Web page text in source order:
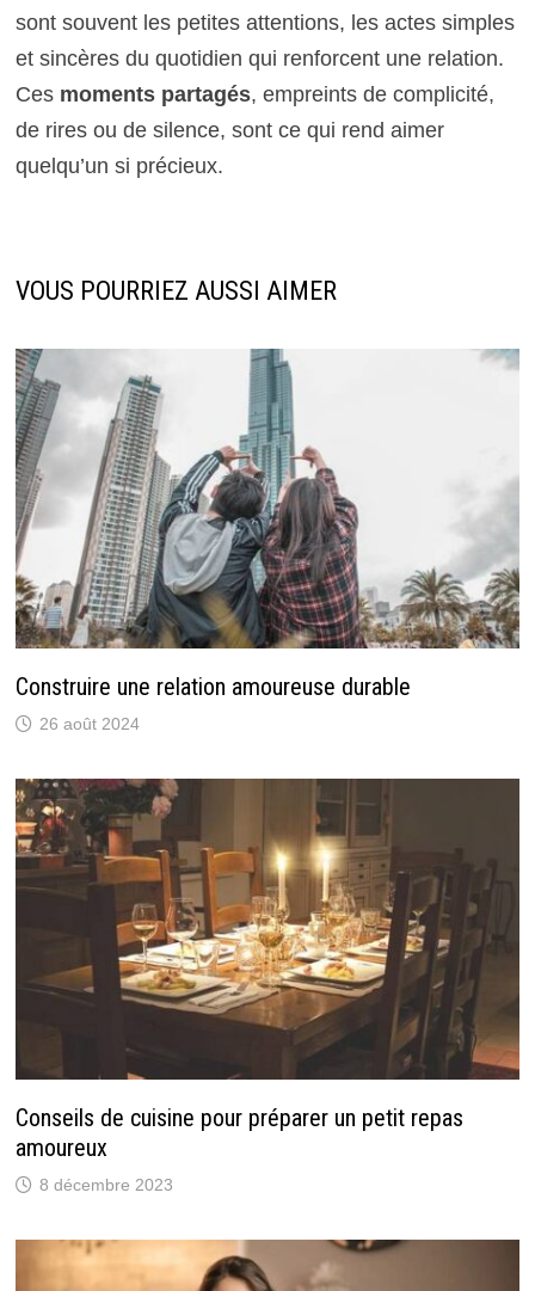
sont souvent les petites attentions, les actes simples
et sincères du quotidien qui renforcent une relation.
Ces moments partagés, empreints de complicité,
de rires ou de silence, sont ce qui rend aimer
quelqu’un si précieux.
VOUS POURRIEZ AUSSI AIMER
Construire une relation amoureuse durable
26 août 2024
Conseils de cuisine pour préparer un petit repas
amoureux
8 décembre 2023